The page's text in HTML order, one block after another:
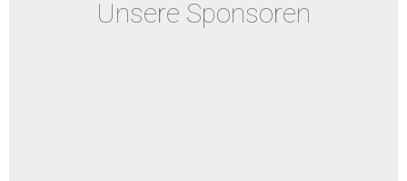
Unsere Sponsoren